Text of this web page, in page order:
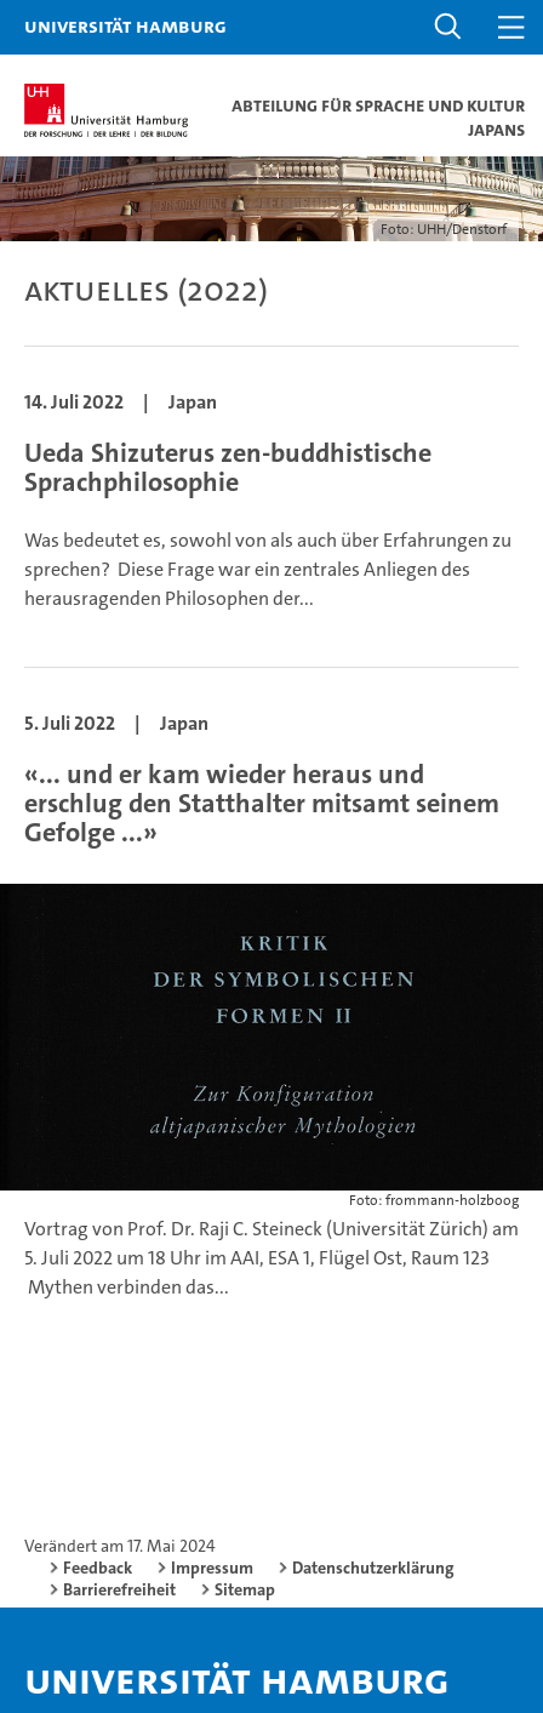
Universität Hamburg
Abteilung für Sprache und Kultur
Japans
Foto: UHH/Denstorf
Aktuelles (2022)
14. Juli 2022 | Japan
Ueda Shizuterus zen-buddhistische
Sprachphilosophie
Was bedeutet es, sowohl von als auch über Erfahrungen zu
sprechen? Diese Frage war ein zentrales Anliegen des
herausragenden Philosophen der...
5. Juli 2022 | Japan
«... und er kam wieder heraus und
erschlug den Statthalter mitsamt seinem
Gefolge ...»
Foto: frommann-holzboog
Vortrag von Prof. Dr. Raji C. Steineck (Universität Zürich) am
5. Juli 2022 um 18 Uhr im AAI, ESA 1, Flügel Ost, Raum 123
Mythen verbinden das...
Verändert am 17. Mai 2024
Feedback
Impressum
Datenschutzerklärung
Barrierefreiheit
Sitemap
Universität Hamburg